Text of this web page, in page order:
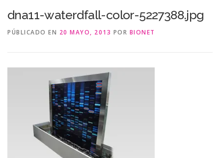
dna11-waterdfall-color-5227388.jpg
PÚBLICADO EN 20 MAYO, 2013 POR BIONET